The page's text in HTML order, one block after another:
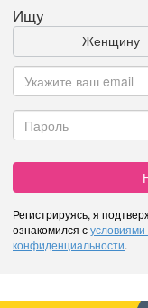
Ищу
Женщину
Регистрируясь, я
ознакомился с
конфиденциальности.